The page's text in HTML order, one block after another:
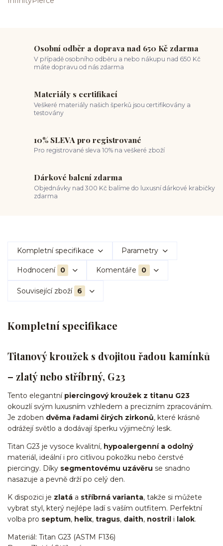
Osobní odběr a doprava nad 650 Kč zdarma
V případě osobního odběru a nebo nákupu nad 650 Kč
máte dopravu od nás zdarma
Materiály s certifikací
Veškeré materiály našich šperků jsou certifikovány a
testovány
10% SLEVA pro registrované
Pro registrované sleva 10% na veškeré zboží
Dárkové balení zdarma
Objednávky nad 300 Kč balíme do luxusní dárkové krabičky
zdarma
Kompletní specifikace Parametry
Hodnocení 0 Komentáře 0
Související zboží 6
Kompletní specifikace
Titanový kroužek s dvojitou řadou kamínků
– zlatý nebo stříbrný, G23
Tento elegantní piercingový kroužek z titanu G23
okouzlí svým luxusním vzhledem a precizním zpracováním.
Je zdoben dvěma řadami čirých zirkonů, které krásně
odrážejí světlo a dodávají šperku výjimečný lesk.
Titan G23 je vysoce kvalitní, hypoalergenní a odolný
materiál, ideální i pro citlivou pokožku nebo čerstvé
piercingy. Díky segmentovému uzávěru se snadno
nasazuje a pevně drží po celý den.
K dispozici je zlatá a stříbrná varianta, takže si můžete
vybrat styl, který nejlépe ladí s vaším outfitem. Perfektní
volba pro septum, helix, tragus, daith, nostril i lalok.
Materiál: Titan G23 (ASTM F136)